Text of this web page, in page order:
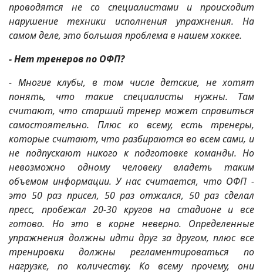
проводятся не со специалистами и происходит
нарушение техники исполнения упражнения. На
самом деле, это большая проблема в нашем хоккее.
- Нет тренеров по ОФП?
- Многие клубы, в том числе детские, не хотят
понять, что такие специалисты нужны. Там
считают, что старший тренер может справиться
самостоятельно. Плюс ко всему, есть тренеры,
которые считают, что разбираются во всем сами, и
не подпускают никого к подготовке команды. Но
невозможно одному человеку владеть таким
объемом информации. У нас считается, что ОФП -
это 50 раз присел, 50 раз отжался, 50 раз сделал
пресс, пробежал 20-30 кругов на стадионе и все
готово. Но это в корне неверно. Определенные
упражнения должны идти друг за другом, плюс все
тренировки должны регламентироваться по
нагрузке, по количеству. Ко всему прочему, они